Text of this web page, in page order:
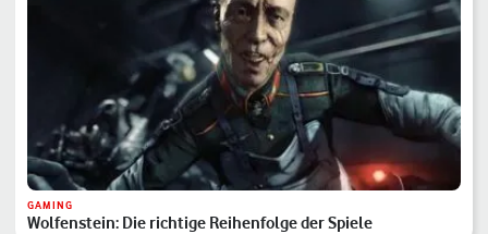
GAMING
Wolfenstein: Die richtige Reihenfolge der Spiele